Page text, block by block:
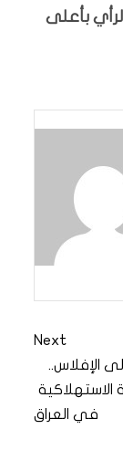
بأعلى
Next
الإفلاس..
الاستهلاكية
في العراق